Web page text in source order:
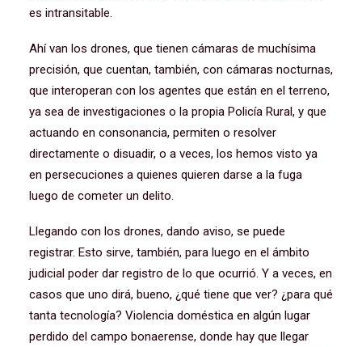
es intransitable.
Ahí van los drones, que tienen cámaras de muchísima
precisión, que cuentan, también, con cámaras nocturnas,
que interoperan con los agentes que están en el terreno,
ya sea de investigaciones o la propia Policía Rural, y que
actuando en consonancia, permiten o resolver
directamente o disuadir, o a veces, los hemos visto ya
en persecuciones a quienes quieren darse a la fuga
luego de cometer un delito.
Llegando con los drones, dando aviso, se puede
registrar. Esto sirve, también, para luego en el ámbito
judicial poder dar registro de lo que ocurrió. Y a veces, en
casos que uno dirá, bueno, ¿qué tiene que ver? ¿para qué
tanta tecnología? Violencia doméstica en algún lugar
perdido del campo bonaerense, donde hay que llegar